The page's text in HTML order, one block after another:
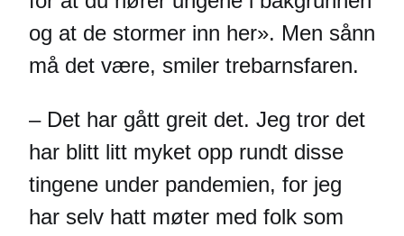
og at de stormer inn her». Men sånn
må det være, smiler trebarnsfaren.
– Det har gått greit det. Jeg tror det
har blitt litt myket opp rundt disse
tingene under pandemien, for jeg
har selv hatt møter med folk som